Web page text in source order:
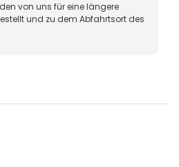
von uns für eine längere
und zu dem Abfahrtsort des